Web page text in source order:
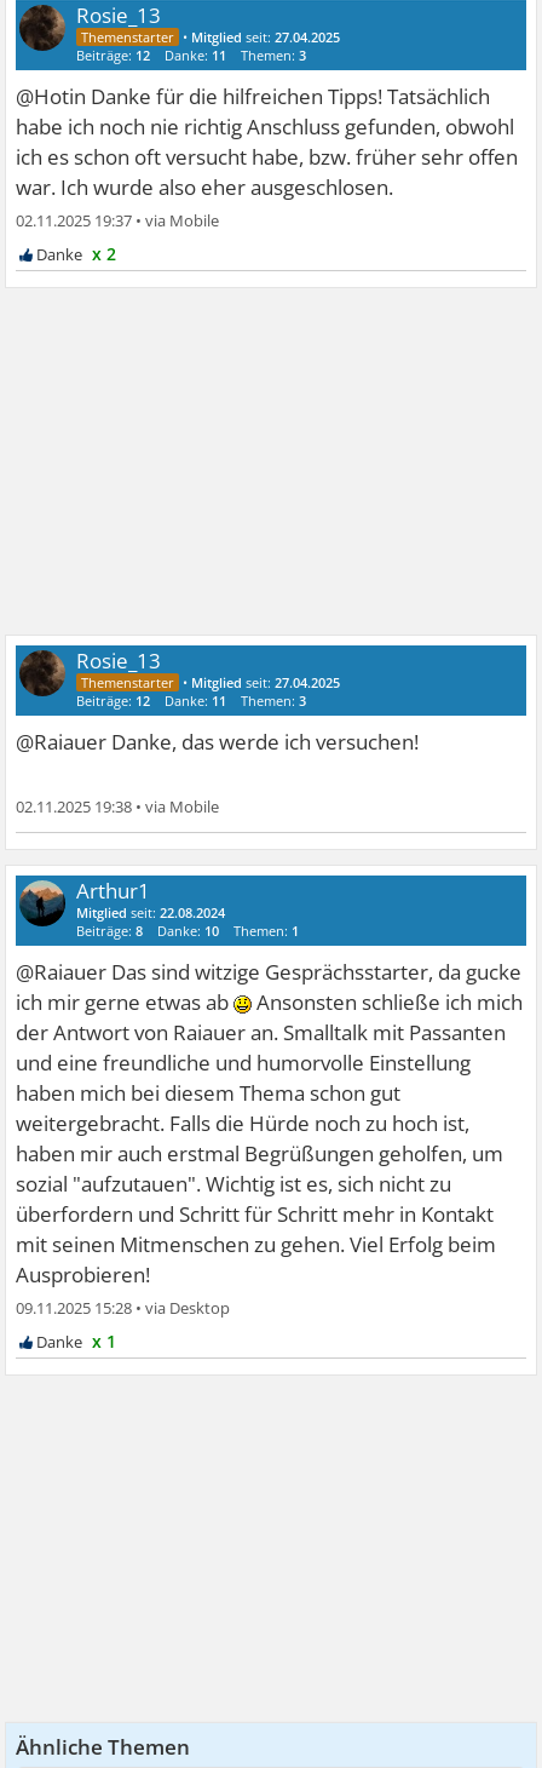
Rosie_13
• Mitglied seit:27.04.2025
Beiträge: 12 Danke: 11 Themen:3
@Hotin Danke für die hilfreichen Tipps! Tatsächlich
habe ich noch nie richtig Anschluss gefunden, obwohl
ich es schon oft versucht habe, bzw. früher sehr offen
war. Ich wurde also eher ausgeschlosen.
02.11.2025 19:37 •
x 2
Rosie_13
• Mitglied seit:27.04.2025
Beiträge: 12 Danke: 11 Themen:3
@Raiauer Danke, das werde ich versuchen!
02.11.2025 19:38 •
Arthur1
Mitglied seit:22.08.2024
Beiträge:8 Danke: 10 Themen: 1
@Raiauer Das sind witzige Gesprächsstarter, da gucke
ich mir gerne etwas ab
Ansonsten schließe ich mich
der Antwort von Raiauer an. Smalltalk mit Passanten
und eine freundliche und humorvolle Einstellung
haben mich bei diesem Thema schon gut
weitergebracht. Falls die Hürde noch zu hoch ist,
haben mir auch erstmal Begrüßungen geholfen, um
sozial "aufzutauen". Wichtig ist es, sich nicht zu
überfordern und Schritt für Schritt mehr in Kontakt
mit seinen Mitmenschen zu gehen. Viel Erfolg beim
Ausprobieren!
09.11.2025 15:28 •
x 1
Ähnliche Themen